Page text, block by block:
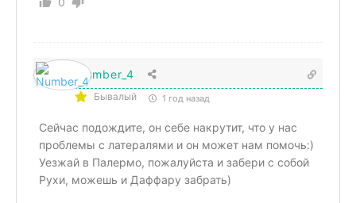
Number_4
Бывалый 1 год назад
Сейчас подождите, он себе накрутит, что у нас
проблемы с латералями и он может нам помочь:)
Уезжай в Палермо, пожалуйста и забери с собой
Рухи, можешь и Даффару забрать)